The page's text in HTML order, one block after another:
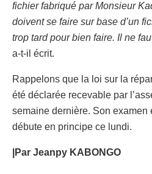
fichier fabriqué par Monsieur
doivent se faire sur base d’un
trop tard pour bien faire. Il ne
a-t-il écrit.
Rappelons que la loi sur la
été déclarée recevable par
semaine dernière. Son examen
débute en principe ce lundi.
|Par Jeanpy KABONGO